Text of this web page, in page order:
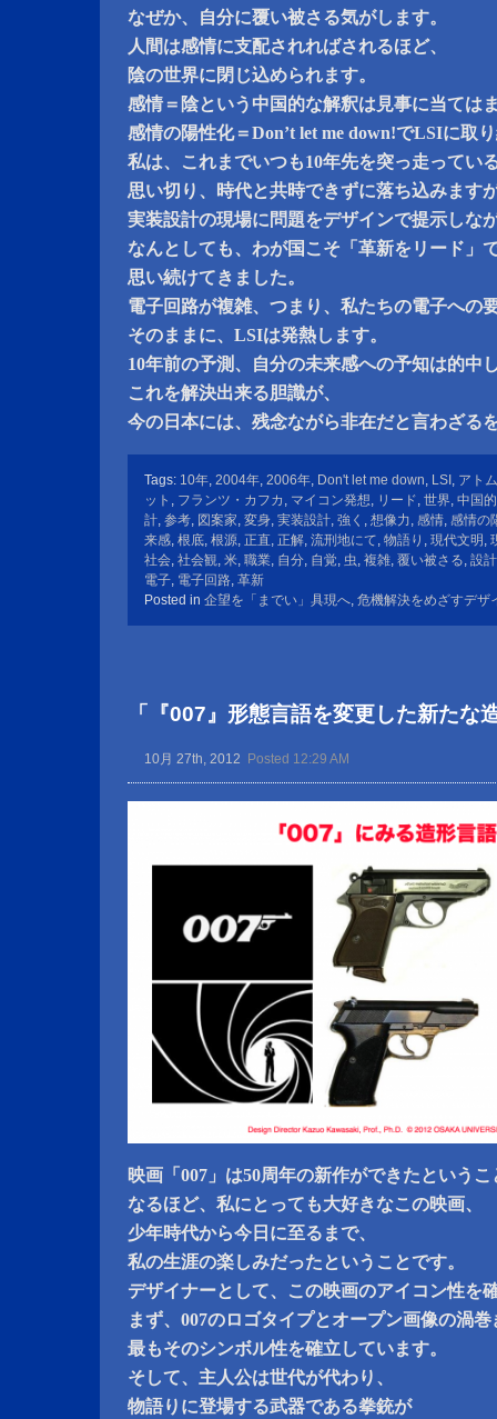
なぜか、自分に覆い被さる気がします。
人間は感情に支配されればされるほど、
陰の世界に閉じ込められます。
感情＝陰という中国的な解釈は見事に当ては
感情の陽性化＝Don’t let me down!でLSIに取
私は、これまでいつも10年先を突っ走ってい
思い切り、時代と共時できずに落ち込みます
実装設計の現場に問題をデザインで提示しな
なんとしても、わが国こそ「革新をリード」
思い続けてきました。
電子回路が複雑、つまり、私たちの電子への
そのままに、LSIは発熱します。
10年前の予測、自分の未来感への予知は的中
これを解決出来る胆識が、
今の日本には、残念ながら非在だと言わざる
Tags: 10年, 2004年, 2006年, Don't let me down, LSI , アトム
ット , フランツ・カフカ , マイコン発想, リード, 世界, 中国
計, 参考, 図案家, 変身, 実装設計, 強く , 想像力, 感情, 感情の
来感, 根底, 根源, 正直, 正解, 流刑地にて, 物語り , 現代文明 ,
社会, 社会観, 米, 職業, 自分, 自覚, 虫, 複雑, 覆い被さる, 設計
電子, 電子回路, 革新
Posted in 企望を「までい」具現へ, 危機解決をめざすデザ
「『007』形態言語を変更した新たな
10月 27th, 2012 Posted 12:29 AM
映画「007」は50周年の新作ができたという
なるほど、私にとっても大好きなこの映画、
少年時代から今日に至るまで、
私の生涯の楽しみだったということです。
デザイナーとして、この映画のアイコン性を
まず、007のロゴタイプとオープン画像の渦巻
最もそのシンボル性を確立しています。
そして、主人公は世代が代わり、
物語りに登場する武器である拳銃が